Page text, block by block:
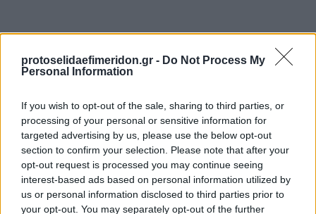
protoselidaefimeridon.gr - Do Not Process My
Personal Information
If you wish to opt-out of the sale, sharing to third parties, or
processing of your personal or sensitive information for
targeted advertising by us, please use the below opt-out
section to confirm your selection. Please note that after your
opt-out request is processed you may continue seeing
interest-based ads based on personal information utilized by
us or personal information disclosed to third parties prior to
your opt-out. You may separately opt-out of the further
Προηγούμενη
Εστία
Επόμενη
Documento